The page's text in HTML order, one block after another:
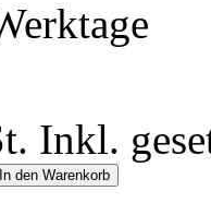
Inkl.
In den Warenkorb